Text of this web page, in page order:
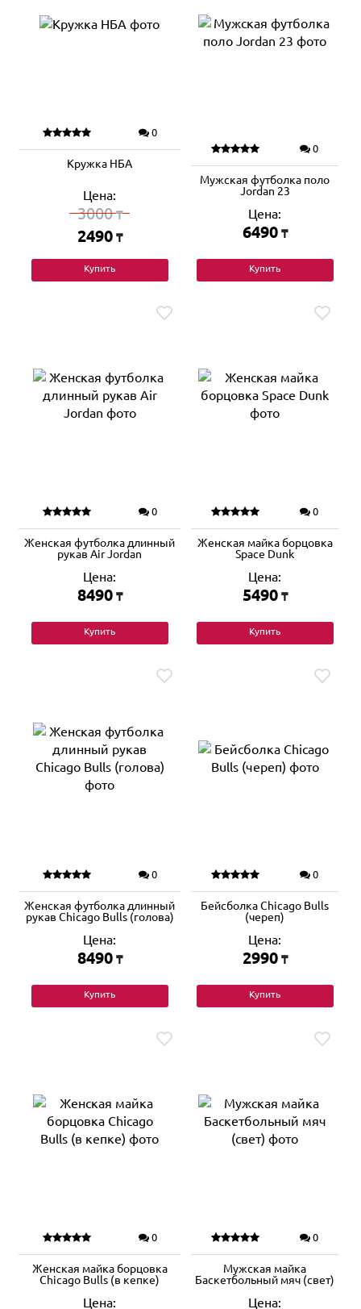
0
Кружка НБА
Цена:
3000₸
2490 ₸
Купить
0
Мужская футболка поло
Jordan 23
Цена:
6490 ₸
Купить
0
Женская футболка длинный
рукав Air Jordan
Цена:
8490 ₸
Купить
0
Женская майка борцовка
Space Dunk
Цена:
5490 ₸
Купить
0
Женская футболка длинный
рукав Chicago Bulls (голова)
Цена:
8490 ₸
Купить
0
Бейсболка Chicago Bulls
(череп)
Цена:
2990 ₸
Купить
0
Женская майка борцовка
Chicago Bulls (в кепке)
Цена:
0
Мужская майка
Баскетбольный мяч (свет)
Цена: